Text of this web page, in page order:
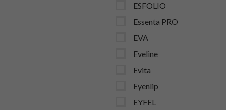
ESFOLIO
Essenta PRO
EVA
Eveline
Evita
Eyenlip
EYFEL